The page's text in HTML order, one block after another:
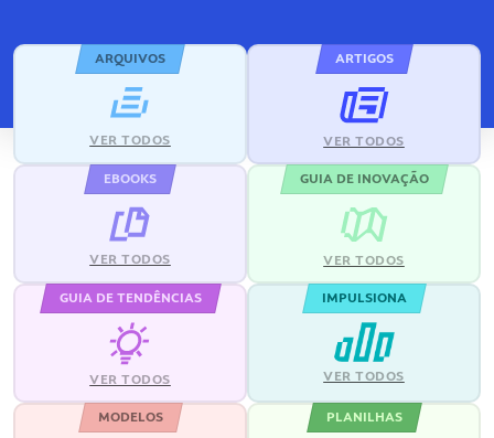
ARQUIVOS
VER TODOS
ARTIGOS
VER TODOS
EBOOKS
VER TODOS
GUIA DE INOVAÇÃO
VER TODOS
GUIA DE TENDÊNCIAS
VER TODOS
IMPULSIONA
VER TODOS
MODELOS PLANILHAS